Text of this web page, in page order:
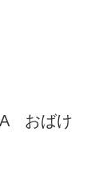
おばけ